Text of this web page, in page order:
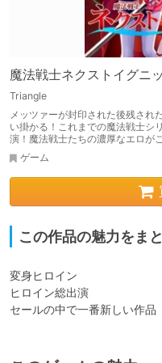
魔法戦士ネクストイグニ
Triangle
メッツァーが封印された後残され
い掛かる！これまでの魔法戦士シ
演！魔法戦士たちの濃厚なエロが
ゲーム
この作品の魅力をま
変身ヒロイン
ヒロイン総出演
セールの中で一番新しい作品